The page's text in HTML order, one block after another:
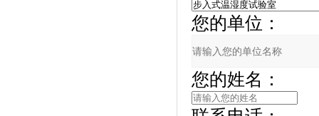
您的单位：
您的姓名：